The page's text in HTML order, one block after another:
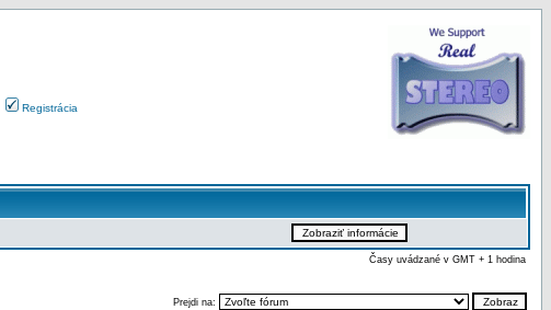
Registrácia
Časy uvádzané v GMT + 1 hodina
Prejdi na: